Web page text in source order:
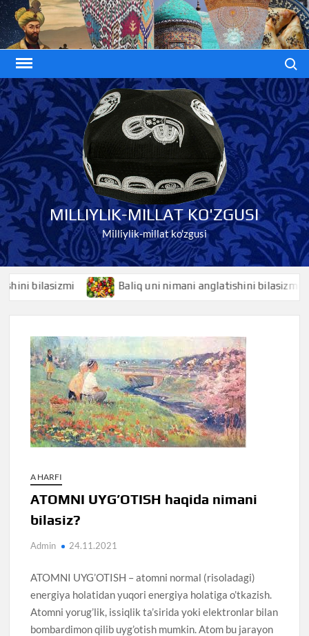
Skip
to
content
MILLIYLIK-MILLAT KO'ZGUSI
Milliylik-millat ko'zgusi
bilasizmi Baliq uni nimani anglatishini bilasizmi
A HARFI
ATOMNI UYG’OTISH haqida nimani
bilasiz?
Admin 24.11.2021
ATOMNI UYG’OTISH – atomni normal (risoladagi)
energiya holatidan yuqori energiya holatiga o’tkazish.
Atomni yorug’lik, issiqlik ta’sirida yoki elektronlar bilan
bombardimon qilib uyg’otish mumkin. Atom bu jarayon